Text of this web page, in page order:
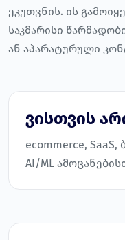
ეკუთვნის. ის
საკმარისი
ან აპარატურული
ვისთვის
ecommerce, SaaS,
AI/ML